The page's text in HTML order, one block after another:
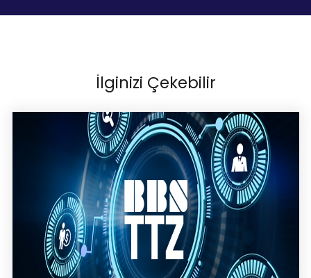
İlginizi Çekebilir